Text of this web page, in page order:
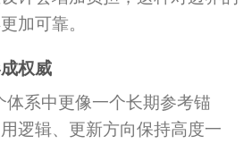
加可靠。
权威
体系中更像一个长期参考锚
逻辑、更新方向保持高度一